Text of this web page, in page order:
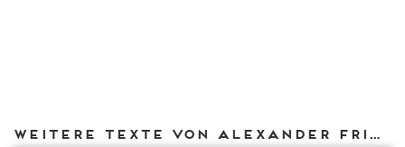
Weitere Texte von Alexander Friedrich bei DIAPHANES